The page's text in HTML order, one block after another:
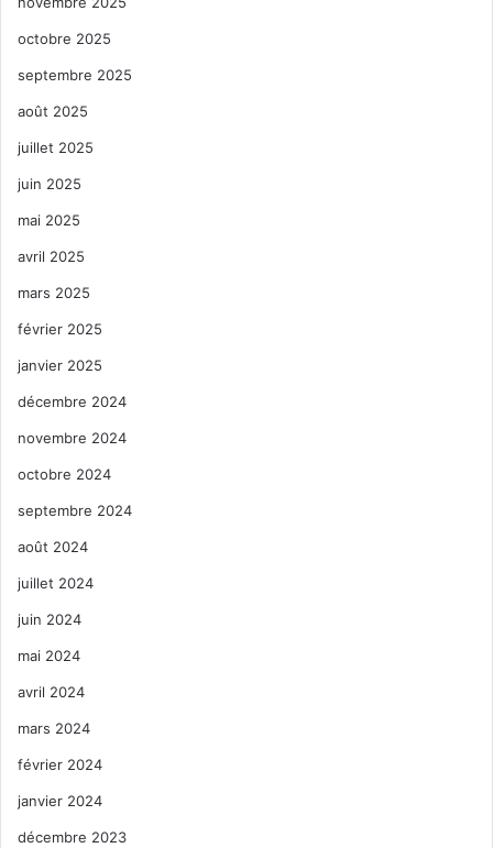
octobre 2025
septembre 2025
août 2025
juillet 2025
juin 2025
mai 2025
avril 2025
mars 2025
février 2025
janvier 2025
décembre 2024
novembre 2024
octobre 2024
septembre 2024
août 2024
juillet 2024
juin 2024
mai 2024
avril 2024
mars 2024
février 2024
janvier 2024
décembre 2023